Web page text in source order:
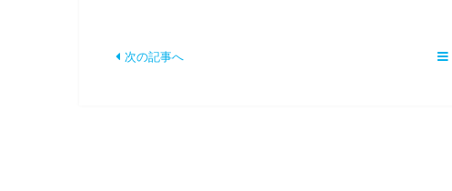
次の記事へ